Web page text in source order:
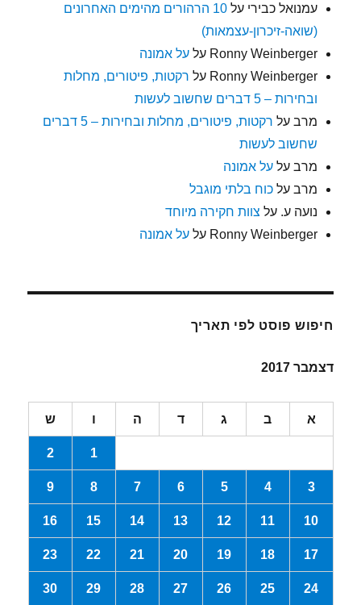
עמנואל כבירי על
10 הרהורים מהימים האחרונים
(שואה-זיכרון-עצמאות)
Ronny Weinberger עלעל אמונה
Ronny Weinberger על רקטות, פיטורים, מחלות
ובחירות – 5 דברים שחשוב לעשות
מרב על
רקטות, פיטורים, מחלות ובחירות – 5 דברים
שחשוב לעשות
מרב עלעל אמונה
מרב עלכוח בלתי מוגבל
נועה ע. על צוות חקירה מיוחד
Ronny Weinberger עלעל אמונה
חיפוש פוסט לפי תאריך
דצמבר 2017
א ב ג ד ה ו ש
1
2
3
4
5
6
7
8
9
10
11
12
13
14
15
16
17
18
19
20
21
22
23
24
25
26
27
28
29
30